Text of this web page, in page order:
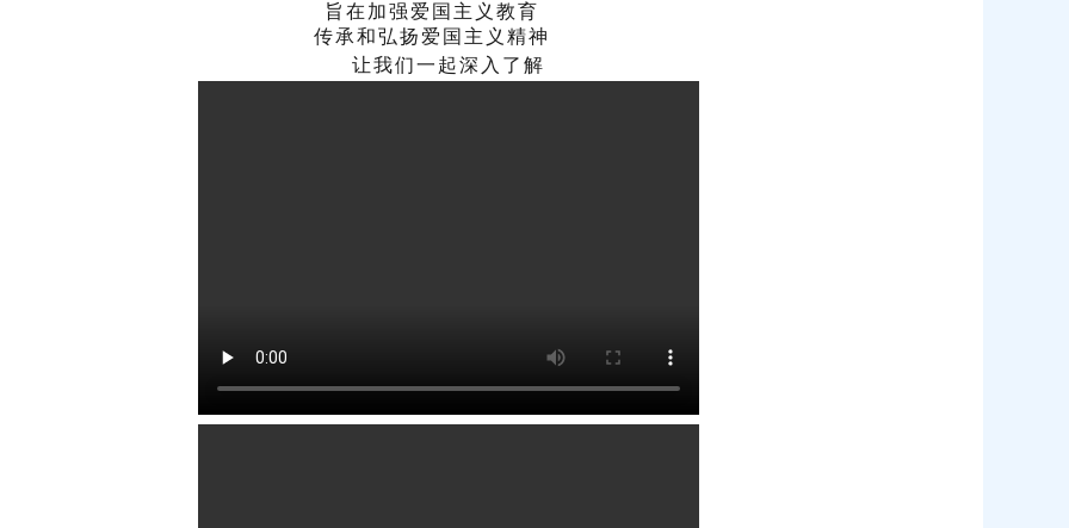
旨在加强爱国主义教育
传承和弘扬爱国主义精神
让我们一起深入了解